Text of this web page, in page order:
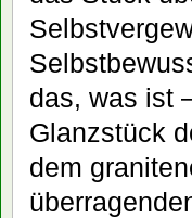
das, was ist
Glanzstück
dem